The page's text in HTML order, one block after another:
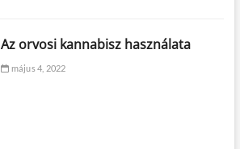
Az orvosi kannabisz használata
május 4, 2022